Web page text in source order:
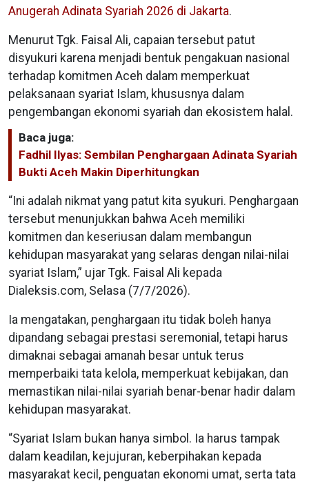
Anugerah Adinata Syariah 2026 di Jakarta.
Menurut Tgk. Faisal Ali, capaian tersebut patut
disyukuri karena menjadi bentuk pengakuan nasional
terhadap komitmen Aceh dalam memperkuat
pelaksanaan syariat Islam, khususnya dalam
pengembangan ekonomi syariah dan ekosistem halal.
Baca juga:
Fadhil Ilyas: Sembilan Penghargaan Adinata Syariah
Bukti Aceh Makin Diperhitungkan
“Ini adalah nikmat yang patut kita syukuri. Penghargaan
tersebut menunjukkan bahwa Aceh memiliki
komitmen dan keseriusan dalam membangun
kehidupan masyarakat yang selaras dengan nilai-nilai
syariat Islam,” ujar Tgk. Faisal Ali kepada
Dialeksis.com, Selasa (7/7/2026).
Ia mengatakan, penghargaan itu tidak boleh hanya
dipandang sebagai prestasi seremonial, tetapi harus
dimaknai sebagai amanah besar untuk terus
memperbaiki tata kelola, memperkuat kebijakan, dan
memastikan nilai-nilai syariah benar-benar hadir dalam
kehidupan masyarakat.
“Syariat Islam bukan hanya simbol. Ia harus tampak
dalam keadilan, kejujuran, keberpihakan kepada
masyarakat kecil, penguatan ekonomi umat, serta tata